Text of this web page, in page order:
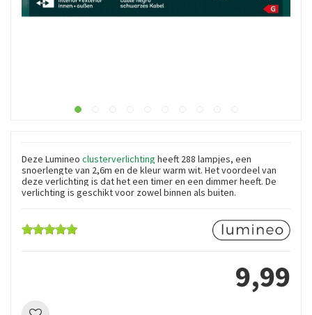
Deze Lumineo clusterverlichting heeft 288 lampjes, een
snoerlengte van 2,6m en de kleur warm wit. Het voordeel van
deze verlichting is dat het een timer en een dimmer heeft. De
verlichting is geschikt voor zowel binnen als buiten.
9,99